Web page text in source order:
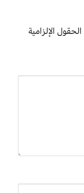
الحقول الإلزامية